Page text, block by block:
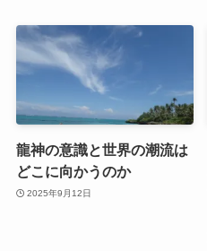
龍神の意識と世界の潮流は
どこに向かうのか
2025年9月12日